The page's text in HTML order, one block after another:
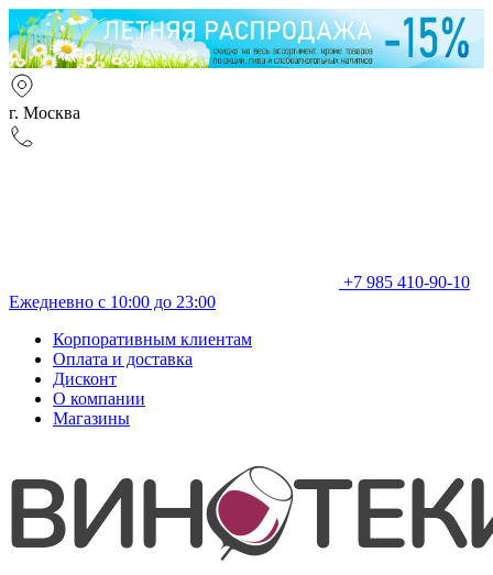
г. Москва
+7 985 410-90-10
Ежедневно с 10:00 до 23:00
Корпоративным клиентам
Оплата и доставка
Дисконт
О компании
Магазины